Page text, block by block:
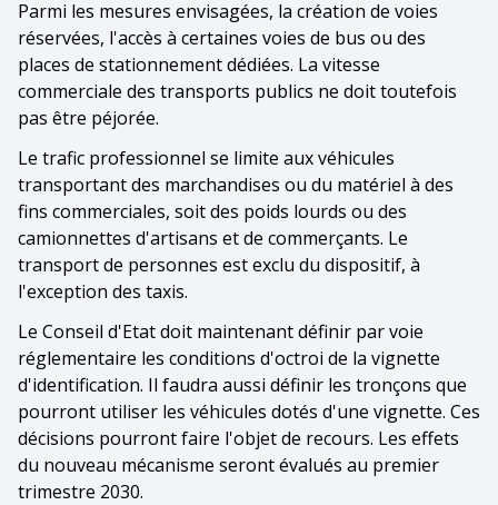
Parmi les mesures envisagées, la création de voies
réservées, l'accès à certaines voies de bus ou des
places de stationnement dédiées. La vitesse
commerciale des transports publics ne doit toutefois
pas être péjorée.
Le trafic professionnel se limite aux véhicules
transportant des marchandises ou du matériel à des
fins commerciales, soit des poids lourds ou des
camionnettes d'artisans et de commerçants. Le
transport de personnes est exclu du dispositif, à
l'exception des taxis.
Le Conseil d'Etat doit maintenant définir par voie
réglementaire les conditions d'octroi de la vignette
d'identification. Il faudra aussi définir les tronçons que
pourront utiliser les véhicules dotés d'une vignette. Ces
décisions pourront faire l'objet de recours. Les effets
du nouveau mécanisme seront évalués au premier
trimestre 2030.